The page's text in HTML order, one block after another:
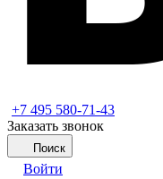
+7 495 580-71-43
Заказать звонок
Поиск
Войти